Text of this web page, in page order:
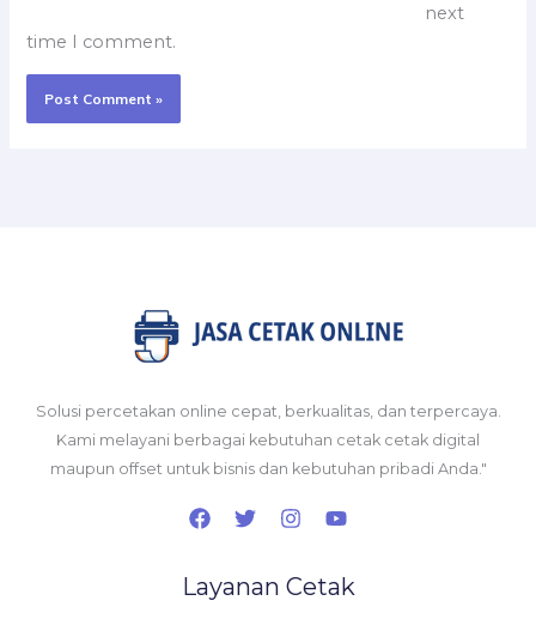
next
time I comment.
Solusi percetakan online cepat, berkualitas, dan terpercaya.
Kami melayani berbagai kebutuhan cetak cetak digital
maupun offset untuk bisnis dan kebutuhan pribadi Anda."
Layanan Cetak